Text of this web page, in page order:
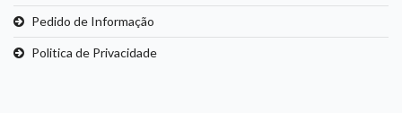
Pedido de Informação
Politica de Privacidade